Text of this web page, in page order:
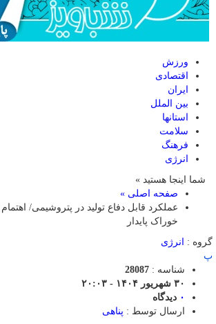
ورزش
اقتصادی
ایران
بین الملل
استانها
سلامت
فرهنگ
انرژی
شما اینجا هستید »
صفحه اصلی »
عملکرد قابل دفاع تولید در پتروشیمی/
خوراک پایدار
گروه :
انرژی
پ
شناسه : 28087
۳۰ شهریور ۱۴۰۴ - ۲۰:۰۳
۰ دیدگاه
ارسال توسط : پناهی